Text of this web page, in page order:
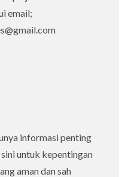
email;
informasi penting
untuk kepentingan
aman dan sah